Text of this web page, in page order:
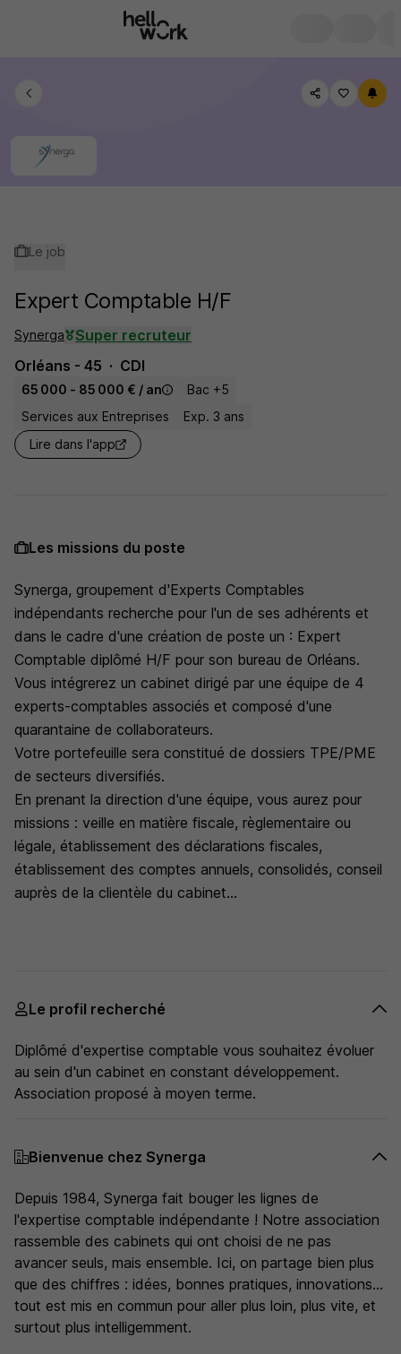
Le job
Expert Comptable H/F
Synerga
Super recruteur
Orléans - 45
CDI
65 000 - 85 000 € / an
Bac +5
Services aux Entreprises
Exp. 3 ans
Lire dans l'app
Les missions du poste
Synerga, groupement d'Experts Comptables
indépendants recherche pour l'un de ses adhérents et
dans le cadre d'une création de poste un : Expert
Comptable diplômé H/F pour son bureau de Orléans.
Vous intégrerez un cabinet dirigé par une équipe de 4
experts-comptables associés et composé d'une
quarantaine de collaborateurs.
Votre portefeuille sera constitué de dossiers TPE/PME
de secteurs diversifiés.
En prenant la direction d'une équipe, vous aurez pour
missions : veille en matière fiscale, règlementaire ou
légale, établissement des déclarations fiscales,
établissement des comptes annuels, consolidés, conseil
auprès de la clientèle du cabinet...
Le profil recherché
Diplômé d'expertise comptable vous souhaitez évoluer
au sein d'un cabinet en constant développement.
Association proposé à moyen terme.
Bienvenue chez Synerga
Depuis 1984, Synerga fait bouger les lignes de
l'expertise comptable indépendante ! Notre association
rassemble des cabinets qui ont choisi de ne pas
avancer seuls, mais ensemble. Ici, on partage bien plus
que des chiffres : idées, bonnes pratiques, innovations...
tout est mis en commun pour aller plus loin, plus vite, et
surtout plus intelligemment.